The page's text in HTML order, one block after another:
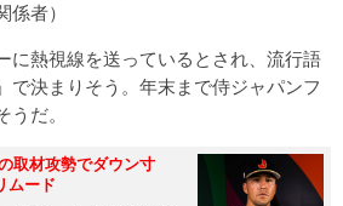
係者）
熱視線を送っているとされ、流行語
で決まりそう。年末まで侍ジャパンフ
うだ。
取材攻勢でダウン寸
ムード